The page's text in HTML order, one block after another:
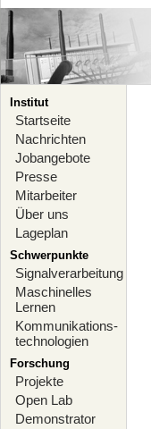
Institut
Startseite
Nachrichten
Jobangebote
Presse
Mitarbeiter
Über uns
Lageplan
Schwerpunkte
Signalverarbeitung
Maschinelles
Lernen
Kommunikations-
technologien
Forschung
Projekte
Open Lab
Demonstrator